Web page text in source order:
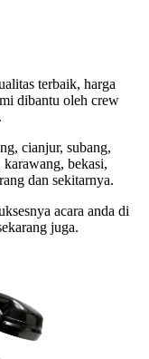
terbaik, harga
dibantu oleh crew
cianjur, subang,
bekasi,
dan sekitarnya.
acara anda di
juga.